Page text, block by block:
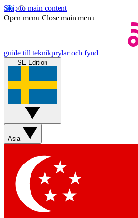
Skip to main content
Open menu Close main menu
guide till teknikprylar och fynd
SE Edition
Asia